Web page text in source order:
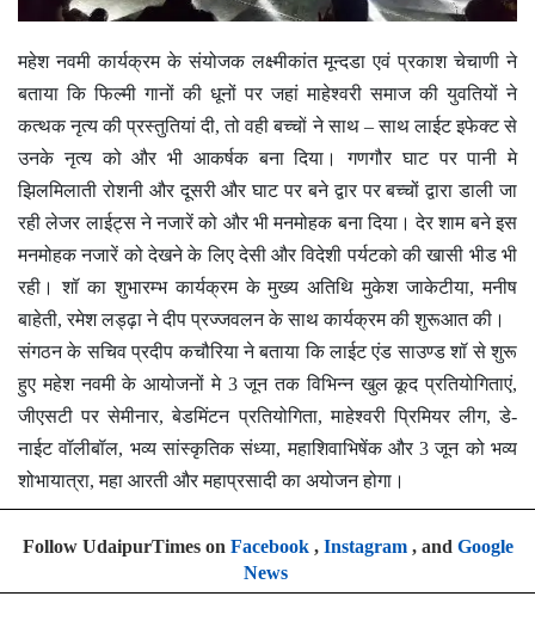
महेश नवमी कार्यक्रम के संयोजक लक्ष्मीकांत मून्दडा एवं प्रकाश चेचाणी ने
बताया कि फिल्मी गानों की धूनों पर जहां माहेश्वरी समाज की युवतियों ने
कत्थक नृत्य की प्रस्तुतियां दी, तो वही बच्चों ने साथ – साथ लाईट इफेक्ट से
उनके नृत्य को और भी आकर्षक बना दिया। गणगौर घाट पर पानी मे
झिलमिलाती रोशनी और दूसरी और घाट पर बने द्वार पर बच्चों द्वारा डाली जा
रही लेजर लाईट्स ने नजारें को और भी मनमोहक बना दिया। देर शाम बने इस
मनमोहक नजारें को देखने के लिए देसी और विदेशी पर्यटको की खासी भीड भी
रही। शॉ का शुभारम्भ कार्यक्रम के मुख्य अतिथि मुकेश जाकेटीया, मनीष
बाहेती, रमेश लड्ढ़ा ने दीप प्रज्जवलन के साथ कार्यक्रम की शुरूआत की।
संगठन के सचिव प्रदीप कचौरिया ने बताया कि लाईट एंड साउण्ड शॉ से शुरू
हुए महेश नवमी के आयोजनों मे 3 जून तक विभिन्न खुल कूद प्रतियोगिताएं,
जीएसटी पर सेमीनार, बेडमिंटन प्रतियोगिता, माहेश्वरी प्रिमियर लीग, डे-
नाईट वॉलीबॉल, भव्य सांस्कृतिक संध्या, महाशिवाभिषेंक और 3 जून को भव्य
शोभायात्रा, महा आरती और महाप्रसादी का अयोजन होगा।
Follow UdaipurTimes on Facebook, Instagram, and Google
News